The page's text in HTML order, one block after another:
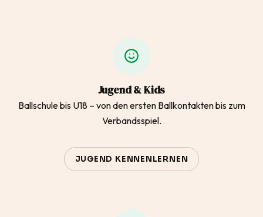
Jugend & Kids
Ballschule bis U18 – von den ersten Ballkontakten bis zum
Verbandsspiel.
JUGEND KENNENLERNEN